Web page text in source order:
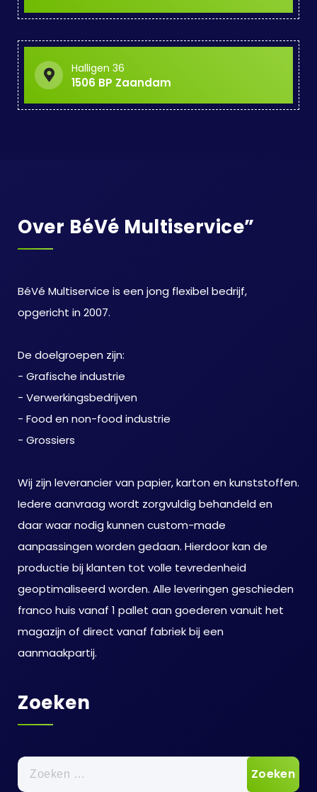
Halligen 36
1506 BP Zaandam
Over BéVé Multiservice”
BéVé Multiservice is een jong flexibel bedrijf,
opgericht in 2007.
De doelgroepen zijn:
- Grafische industrie
- Verwerkingsbedrijven
- Food en non-food industrie
- Grossiers
Wij zijn leverancier van papier, karton en kunststoffen.
Iedere aanvraag wordt zorgvuldig behandeld en
daar waar nodig kunnen custom-made
aanpassingen worden gedaan. Hierdoor kan de
productie bij klanten tot volle tevredenheid
geoptimaliseerd worden. Alle leveringen geschieden
franco huis vanaf 1 pallet aan goederen vanuit het
magazijn of direct vanaf fabriek bij een
aanmaakpartij.
Zoeken
Zoeken
naar: